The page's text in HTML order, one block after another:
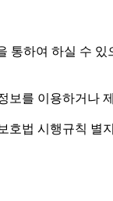
하여 하실 수
보를 이용하거나
법 시행규칙 별